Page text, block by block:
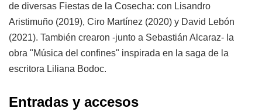
de diversas Fiestas de la Cosecha: con Lisandro
Aristimuño (2019), Ciro Martínez (2020) y David Lebón
(2021). También crearon -junto a Sebastián Alcaraz- la
obra "Música del confines" inspirada en la saga de la
escritora Liliana Bodoc.
Entradas y accesos